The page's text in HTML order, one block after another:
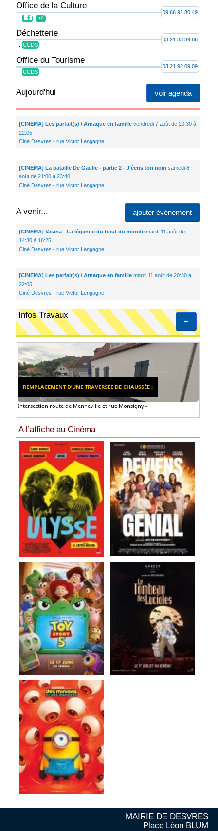
Office de la Culture
09 66 91 80 49
Déchetterie
CCDS
03 21 33 39 86
Office du Tourisme
CCDS
03 21 92 09 09
voir agenda
Aujourd'hui
[CINEMA] Les parfait(s) / Arnaque en famillevendredi 7 août de 20:30 à
22:05
Ciné Desvres - rue Victor Lengagne
[CINEMA] La bataille De Gaulle - partie 2 - J’écris ton nom samedi 8
août de 21:00 à 23:40
Ciné Desvres - rue Victor Lengagne
A venir... ajouter événement
[CINEMA] Vaïana - La légende du bout du mondemardi 11 août de
14:30 à 16:25
Ciné Desvres - rue Victor Lengagne
[CINEMA] Les parfait(s) / Arnaque en famillemardi 11 août de 20:30 à
22:05
Ciné Desvres - rue Victor Lengagne
+
Infos Travaux
REMPLACEMENT D’UNE TRAVERSÉE DE CHAUSSÉE :
Intersection route de Menneville et rue Monsigny -
A l’affiche au Cinéma
MAIRIE DE DESVRES
Place Léon BLUM